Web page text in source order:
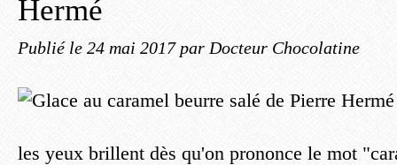
Hermé
Publié le 24 mai 2017 par Docteur Chocolatine
les yeux brillent dès qu'on prononce le mot